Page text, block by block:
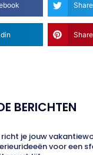
BERICHTEN
richt je jouw
voor een